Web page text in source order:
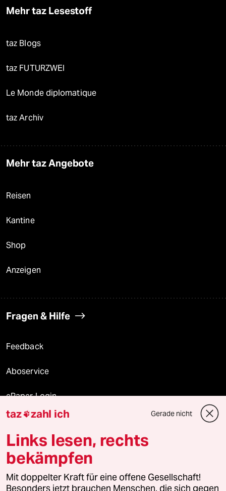
Mehr taz Lesestoff
taz Blogs
taz FUTURZWEI
Le Monde diplomatique
taz Archiv
Mehr taz Angebote
Reisen
Kantine
Shop
Anzeigen
Fragen & Hilfe
Feedback
Aboservice
ePaper Login
Downloads für Abonnierende
© 2026 taz Verlags und Vertriebs GmbH
Alle Rechte vorbehalten. Bei rechtlichen Fragen oder für Genehmigungen
wenden Sie sich bitte an
lizenzen@taz.de
taz zahl ich Gerade nicht
Links lesen, rechts
bekämpfen
Mit doppelter Kraft für eine offene Gesellschaft!
Besonders jetzt brauchen Menschen, die sich gegen